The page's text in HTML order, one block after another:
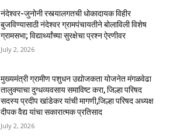
नंदेश्वर-जुनोनी रस्त्यालगतची धोकादायक विहीर
बुजविण्यासाठी नंदेश्वर ग्रामपंचायतीने बोलाविली विशेष
ग्रामसभा; विद्यार्थ्यांच्या सुरक्षेचा प्रश्न ऐरणीवर
July 2, 2026
मुख्यमंत्री ग्रामीण पशुधन उद्योजकता योजनेत मंगळवेढा
तालुक्याचा दुग्धव्यवसाय समाविष्ट करा, जिल्हा परिषद
सदस्य प्रदीप खांडेकर यांची मागणी,जिल्हा परिषद अध्यक्ष
दीपक वैद्य यांचा सकारात्मक प्रतिसाद
July 2, 2026